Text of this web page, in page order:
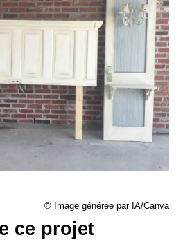
© Image générée par IA/Canva
ce projet